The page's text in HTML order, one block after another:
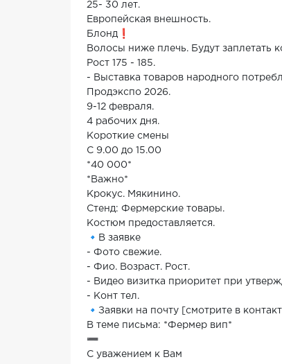
25- 30 лет.
Европейская внешность.
Блонд❗
Волосы ниже плечь. Будут заплетать
Рост 175 - 185.
- Выставка товаров народного
Продэкспо 2026.
9-12 февраля.
4 рабочих дня.
Короткие смены
С 9.00 до 15.00
*40 000*
*Важно*
Крокус. Мякинино.
Стенд: Фермерские товары.
Костюм предоставляется.
🔹В заявке
- Фото свежие.
- Фио. Возраст. Рост.
- Видео визитка приоритет при
- Конт тел.
🔹Заявки на почту [смотрите в
В теме письма: *Фермер вип*
➖
С уважением к Вам